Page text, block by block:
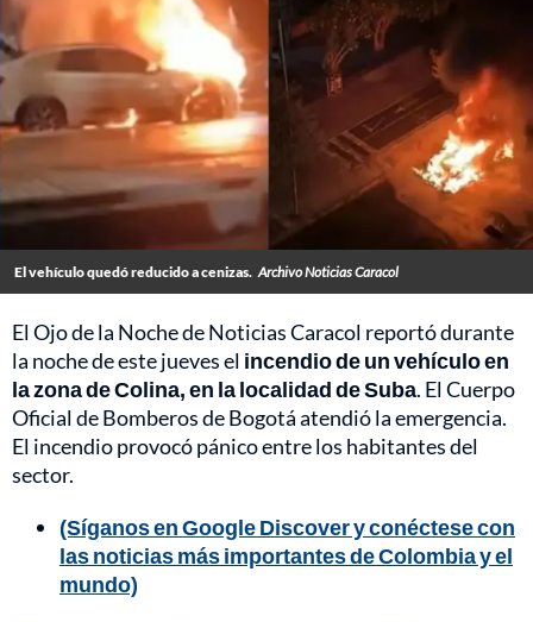
El vehículo quedó reducido a cenizas. Archivo Noticias Caracol
El Ojo de la Noche de Noticias Caracol reportó durante
la noche de este jueves el incendio de un vehículo en
la zona de Colina, en la localidad de Suba. El Cuerpo
Oficial de Bomberos de Bogotá atendió la emergencia.
El incendio provocó pánico entre los habitantes del
sector.
(Síganos en Google Discover y conéctese con
las noticias más importantes de Colombia y el
mundo)